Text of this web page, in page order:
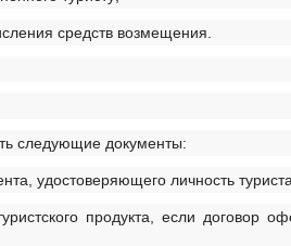
средств возмещения.
следующие документы:
удостоверяющего личность
продукта, если